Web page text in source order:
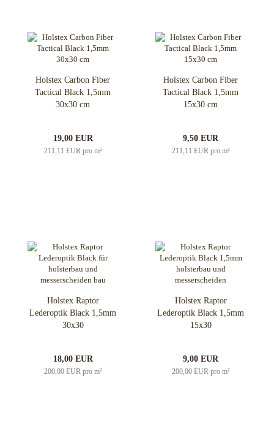
Holstex Carbon Fiber
Tactical Black 1,5mm
30x30 cm
19,00 EUR
211,11 EUR pro m²
Holstex Carbon Fiber
Tactical Black 1,5mm
15x30 cm
9,50 EUR
211,11 EUR pro m²
Holstex Raptor
Lederoptik Black 1,5mm
30x30
18,00 EUR
200,00 EUR pro m²
Holstex Raptor
Lederoptik Black 1,5mm
15x30
9,00 EUR
200,00 EUR pro m²